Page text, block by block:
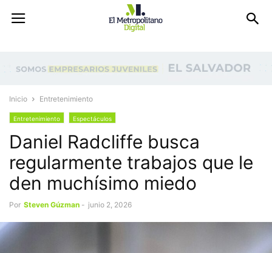
Inicio Entretenimiento
Entretenimiento Espectáculos
Daniel Radcliffe busca
regularmente trabajos que le
den muchísimo miedo
Por Steven Gúzman - junio 2, 2026